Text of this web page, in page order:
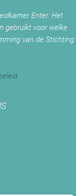
Enter. Het
gebruikt voor welke
van de Stichting